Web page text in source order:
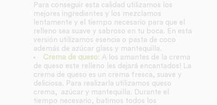
Para conseguir esta calidad utilizamos los
mejores ingredientes y los mezclamos
lentamente y el tiempo necesario para que el
relleno sea suave y sabroso en tu boca. En esta
versión utilizamos esencia o pasta de coco
además de azúcar glass y mantequilla.
Crema de queso: A los amantes de la crema
de queso este relleno les dejará encantados! La
crema de queso es un crema fresca, suave y
deliciosa. Para realizarla utilizamos queso
crema, azúcar y mantequilla. Durante el
tiempo necesario, batimos todos los